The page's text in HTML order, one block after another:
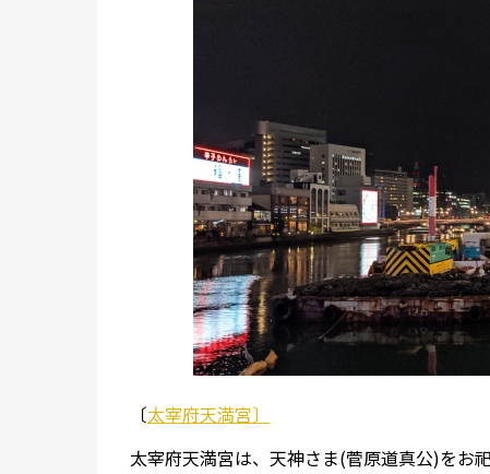
〔太宰府天満宮〕
太宰府天満宮は、天神さま(菅原道真公)をお